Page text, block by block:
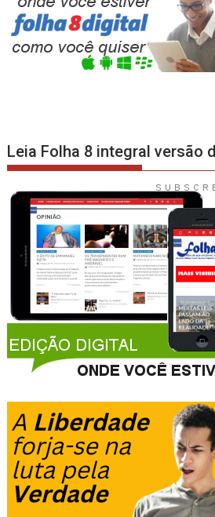
Leia Folha 8 integral versão